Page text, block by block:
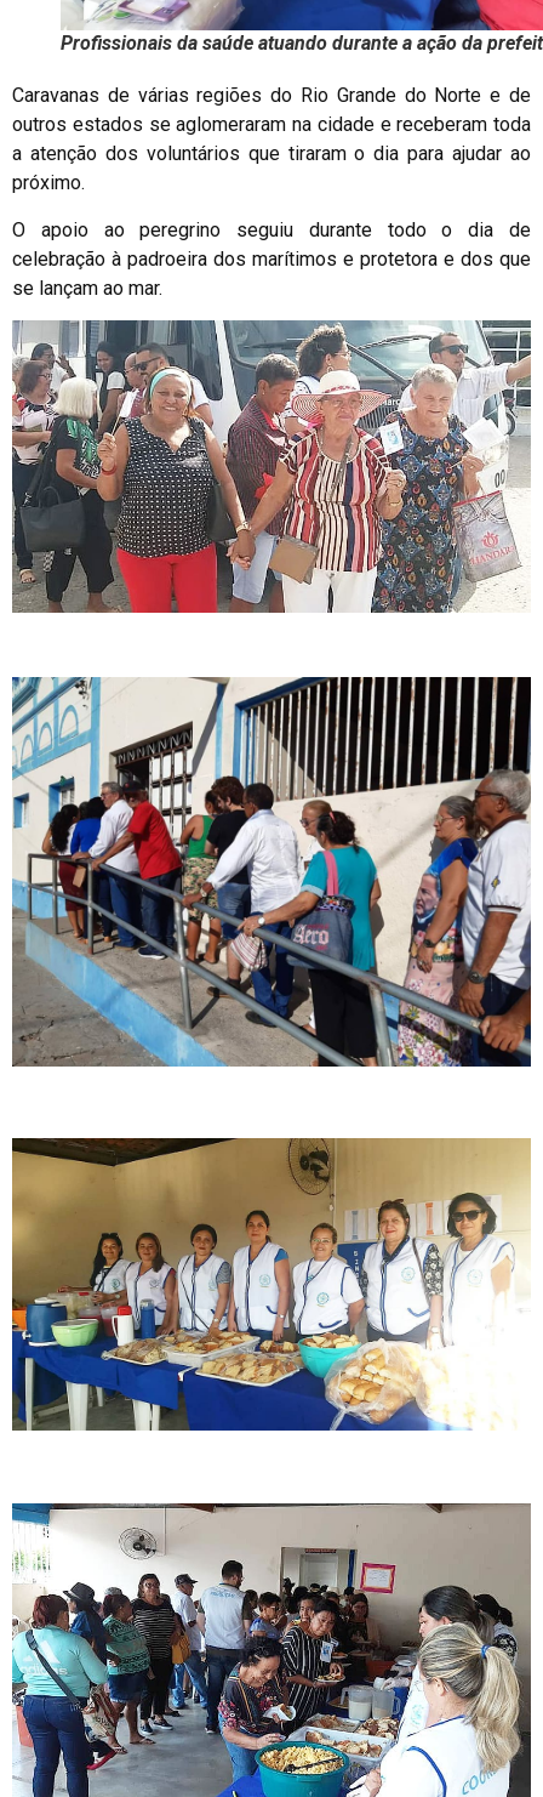
Profissionais da saúde atuando durante a ação da
Caravanas de várias regiões do Rio Grande do Norte e de
outros estados se aglomeraram na cidade e receberam toda
a atenção dos voluntários que tiraram o dia para ajudar ao
próximo.
O apoio ao peregrino seguiu durante todo o dia de
celebração à padroeira dos marítimos e protetora e dos que
se lançam ao mar.